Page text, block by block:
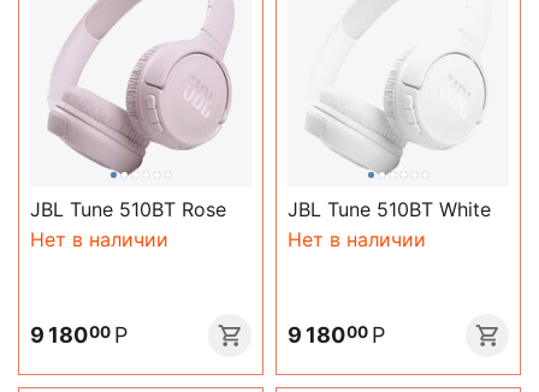
JBL Tune 510BT Rose
Нет в наличии
9 18000 Р
JBL Tune 510BT White
Нет в наличии
9 18000 Р